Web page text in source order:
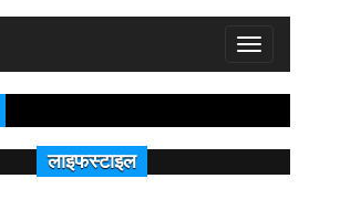
Toggle
navigation
लाइफस्टाइल